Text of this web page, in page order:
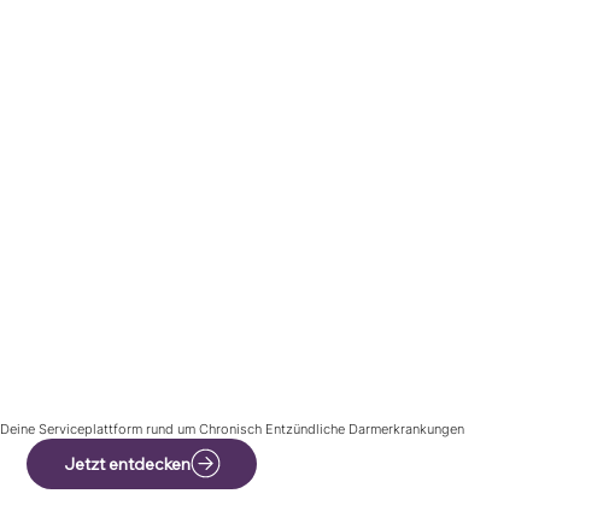
Deine Serviceplattform rund um Chronisch Entzündliche Darmerkrankungen
Jetzt entdecken